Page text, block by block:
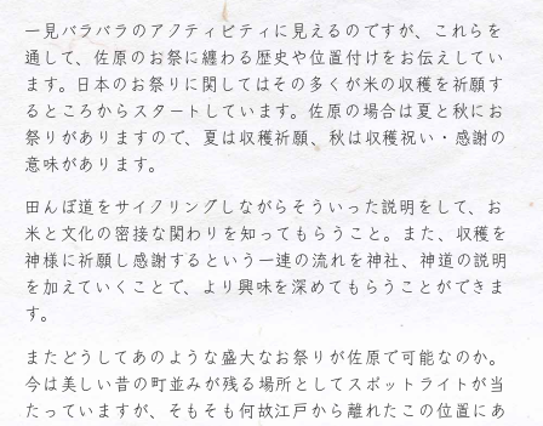
一見バラバラのアクティビティに見えるのですが、これらを
通して、佐原のお祭に纏わる歴史や位置付けをお伝えしてい
ます。日本のお祭りに関してはその多くが米の収穫を祈願す
るところからスタートしています。佐原の場合は夏と秋にお
祭りがありますので、夏は収穫祈願、秋は収穫祝い・感謝の
意味があります。
田んぼ道をサイクリングしながらそういった説明をして、お
米と文化の密接な関わりを知ってもらうこと。また、収穫を
神様に祈願し感謝するという一連の流れを神社、神道の説明
を加えていくことで、より興味を深めてもらうことができま
す。
またどうしてあのような盛大なお祭りが佐原で可能なのか。
今は美しい昔の町並みが残る場所としてスポットライトが当
たっていますが、そもそも何故江戸から離れたこの位置にあ